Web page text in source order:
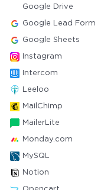
Google Drive
Google Lead Form
Google Sheets
Instagram
Intercom
Leeloo
MailChimp
MailerLite
Monday.com
MySQL
Notion